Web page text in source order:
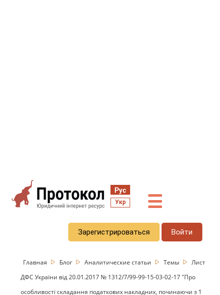
Рус
Укр ☰
Зарегистрироваться Войти
Главная Блог Аналитические статьи Темы
Лист
ДФС України від 20.01.2017 № 1312/7/99-99-15-03-02-17 "Про
особливості складання податкових накладних, починаючи з 1